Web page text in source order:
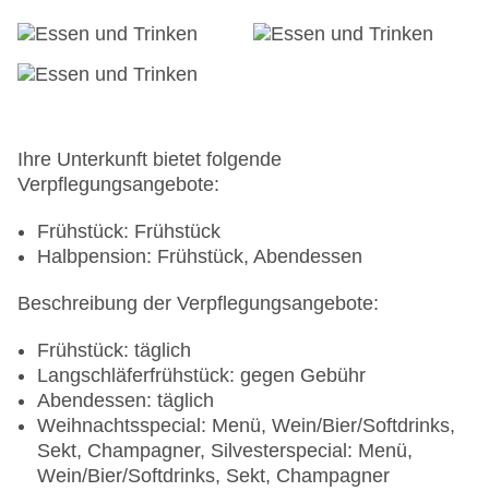
Landeskategorie: 4,5 Sterne
Ihre Unterkunft bietet folgende
Verpflegungsangebote:
Frühstück: Frühstück
Halbpension: Frühstück, Abendessen
Beschreibung der Verpflegungsangebote:
Frühstück: täglich
Langschläferfrühstück: gegen Gebühr
Abendessen: täglich
Weihnachtsspecial: Menü, Wein/Bier/Softdrinks,
Sekt, Champagner, Silvesterspecial: Menü,
Wein/Bier/Softdrinks, Sekt, Champagner